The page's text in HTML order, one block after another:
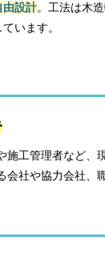
由設計。工法は木
います。
工管理者など
社や協力会社、